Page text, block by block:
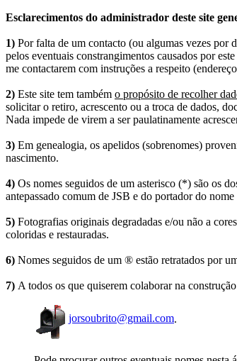
Esclarecimentos do administrador deste site
1) Por falta de um contacto (ou algumas vezes por
pelos eventuais constrangimentos causados por
me contactarem com instruções a respeito
2) Este site tem também o propósito de recolher
solicitar o retiro, acrescento ou a troca de dados,
Nada impede de virem a ser paulatinamente
3) Em genealogia, os apelidos (sobrenomes)
nascimento.
4) Os nomes seguidos de um asterisco (*) são os
antepassado comum de JSB e do portador do
5) Fotografias originais degradadas e/ou não a
coloridas e restauradas.
6) Nomes seguidos de um ® estão retratados por
7) A todos os que quiserem colaborar na
jorsoubrito@gmail.com